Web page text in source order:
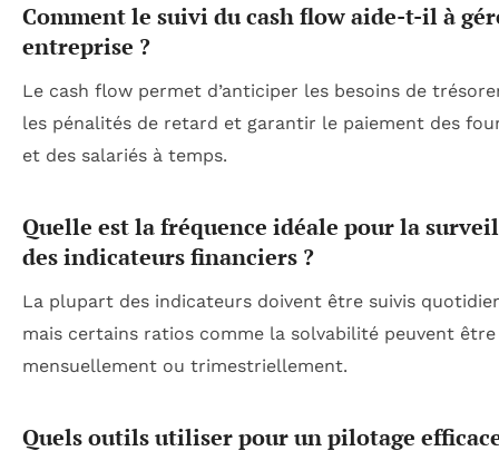
Comment le suivi du cash flow aide-t-il à
entreprise ?
Le cash flow permet d’anticiper les besoins de
les pénalités de retard et garantir le paiement des
et des salariés à temps.
Quelle est la fréquence idéale pour la
des indicateurs financiers ?
La plupart des indicateurs doivent être suivis
mais certains ratios comme la solvabilité peuvent être
mensuellement ou trimestriellement.
Quels outils utiliser pour un pilotage